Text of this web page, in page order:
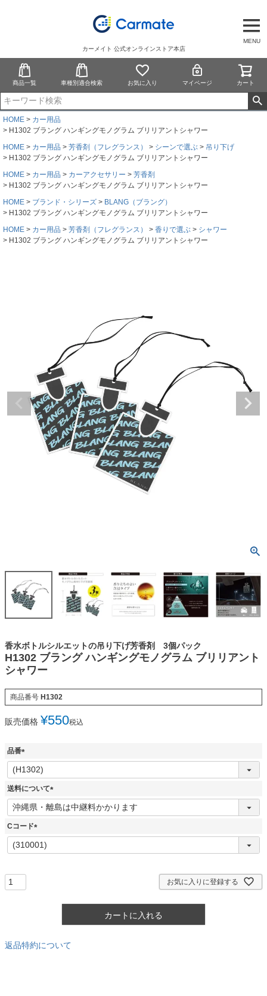
MENU
カーメイト 公式オンラインストア本店
商品一覧 車種別適合検索 お気に入り マイページ カート
HOME
カー用品
H1302 ブラング ハンギングモノグラム ブリリアントシャワー
HOME
カー用品 芳香剤（フレグランス） シーンで選ぶ
吊り下げ
H1302 ブラング ハンギングモノグラム ブリリアントシャワー
HOME
カー用品 カーアクセサリー
芳香剤
H1302 ブラング ハンギングモノグラム ブリリアントシャワー
HOME
ブランド・シリーズ
BLANG（ブラング）
H1302 ブラング ハンギングモノグラム ブリリアントシャワー
HOME
カー用品 芳香剤（フレグランス） 香りで選ぶ
シャワー
H1302 ブラング ハンギングモノグラム ブリリアントシャワー
香水ボトルシルエットの吊り下げ芳香剤 3個パック
H1302 ブラング ハンギングモノグラム ブリリアント
シャワー
商品番号 H1302
販売価格 ¥550税込
品番
(
必
須
送料について
(
必
Cコード
(
必
お気に入りに登録する
カートに入れる
返品特約について